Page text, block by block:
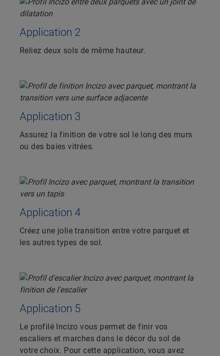
Application 2
Reliez deux sols de même hauteur.
Application 3
Assurez la finition de votre sol le long des murs
ou des baies vitrées.
Application 4
Créez une jolie transition entre votre parquet et
les autres types de sol.
Application 5
Le profilé Incizo vous permet de finir vos
escaliers et marches dans le décor du sol de
votre choix. Pour cette application, vous avez